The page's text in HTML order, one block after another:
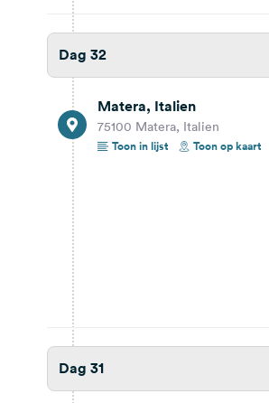
Dag 28
Dag 27
Mit dem Rad nach Cefalu
sehr schöne Stadt
Dag 32
Matera, Italien
75100 Matera, Italien
Toon in lijst
Toon op kaart
Dag 31